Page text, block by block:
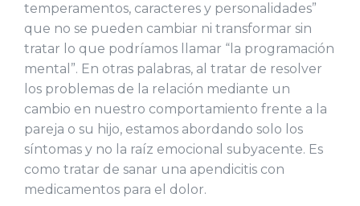
temperamentos, caracteres y personalidades”
que no se pueden cambiar ni transformar sin
tratar lo que podríamos llamar “la programación
mental”. En otras palabras, al tratar de resolver
los problemas de la relación mediante un
cambio en nuestro comportamiento frente a la
pareja o su hijo, estamos abordando solo los
síntomas y no la raíz emocional subyacente. Es
como tratar de sanar una apendicitis con
medicamentos para el dolor.